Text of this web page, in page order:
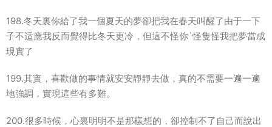
198.冬天裏你給了我一個夏天的夢卻把我在春天叫醒了由于一下
子不适應我反而覺得比冬天更冷，但這不怪你`怪隻怪我把夢當成
現實了
199.其實，喜歡做的事情就安安靜靜去做，真的不需要一遍一遍
地強調，實現這些有多難。
200.很多時候，心裏明明不是那樣想的，卻控制不了自己而說出